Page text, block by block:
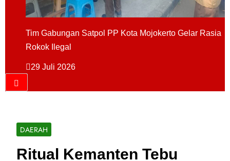
Tim Gabungan Satpol PP Kota Mojokerto Gelar Rasia
Rokok Ilegal
29 Juli 2026
DAERAH
Ritual Kemanten Tebu